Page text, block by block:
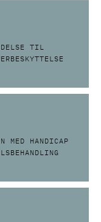
TIL
MED HANDICAP